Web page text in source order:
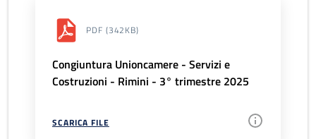
PDF (342KB)
Congiuntura Unioncamere - Servizi e
Costruzioni - Rimini - 3° trimestre 2025
SCARICA FILE